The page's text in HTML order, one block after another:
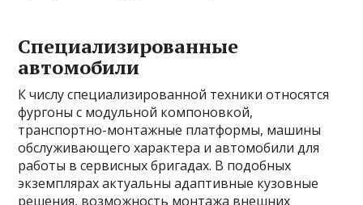
Специализированные
автомобили
К числу специализированной техники относятся
фургоны с модульной компоновкой,
транспортно-монтажные платформы, машины
обслуживающего характера и автомобили для
работы в сервисных бригадах. В подобных
экземплярах актуальны адаптивные кузовные
решения, возможность монтажа внешних